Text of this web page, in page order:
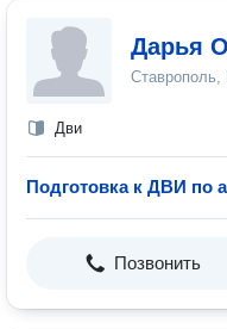
Дарья
Дви
Подготовка к ДВИ по
Позвонить